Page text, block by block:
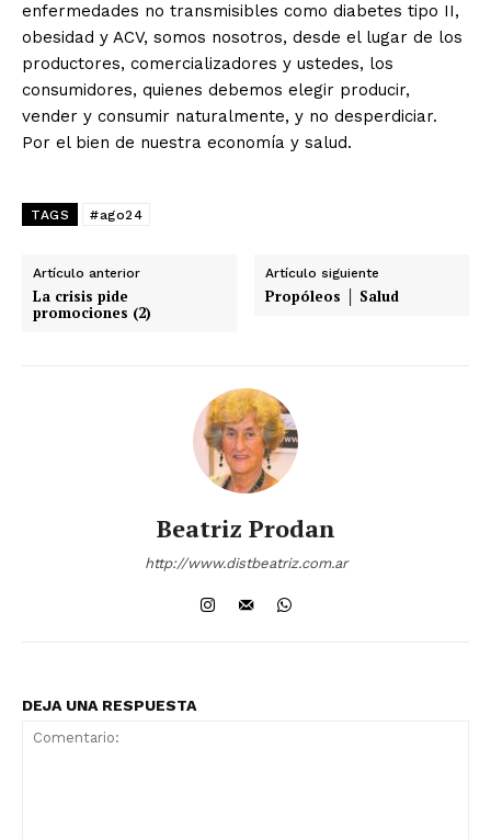
enfermedades no transmisibles como diabetes tipo II,
obesidad y ACV, somos nosotros, desde el lugar de los
productores, comercializadores y ustedes, los
consumidores, quienes debemos elegir producir,
vender y consumir naturalmente, y no desperdiciar.
Por el bien de nuestra economía y salud.
TAGS #ago24
Artículo anterior
La crisis pide
promociones (2)
Artículo siguiente
Propóleos │ Salud
Beatriz Prodan
http://www.distbeatriz.com.ar
DEJA UNA RESPUESTA